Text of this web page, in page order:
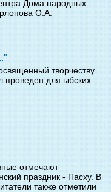
Дома народных
О.А.
творчеству
для ыбских
отмечают
праздник - Пасху. В
также отметили